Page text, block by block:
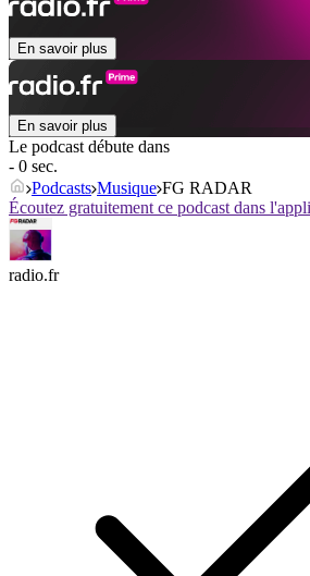
En savoir plus
En savoir plus
Le podcast débute dans
- 0 sec.
Podcasts Musique FG RADAR
Écoutez gratuitement ce podcast dans
radio.fr